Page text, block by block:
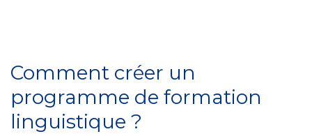
Comment créer un
programme de formation
linguistique ?